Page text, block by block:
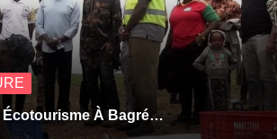
À Bagré…